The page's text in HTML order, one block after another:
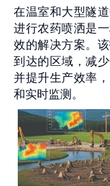
在温室和大型隧
进行农药喷洒是
效的解决方案。
到达的区域，减
并提升生产效率
和实时监测。